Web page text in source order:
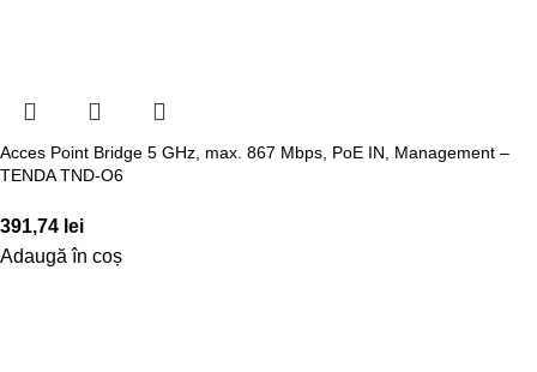
Acces Point Bridge 5 GHz, max. 867 Mbps, PoE IN, Management –
TENDA TND-O6
391,74 lei
Adaugă în coș